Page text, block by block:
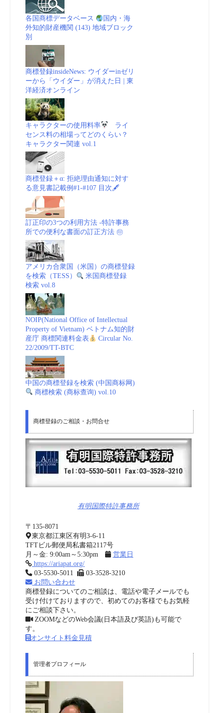
各国商標データベース
国内・海
外知的財産機関 (143) 地域ブロック
別
商標登録insideNews: ウイダーinゼリ
ーから「ウイダー」が消えた日 | 東
洋経済オンライン
キャラクターの使用料率
ライ
センス料の相場ってどのくらい？
キャラクター関連 vol.1
商標登録＋α: 拒絶理由通知に対す
る意見書記載例#1-#107 目次🖋
訂正印の3つの利用方法 -特許事務
所での便利な書面の訂正方法 ㊞
アメリカ合衆国（米国）の商標登録
を検索（TESS）
米国商標登録
検索 vol.8
NOIP(National Office of Intellectual
Property of Vietnam) ベトナム知的財
産庁 商標関連料金表
Circular No.
22/2009/TT-BTC
中国の商標登録を検索 (中国商标网)
商標検索 (商标查询) vol.10
商標登録のご相談・お問合せ
有明国際特許事務所
〒135-8071
東京都江東区有明3-6-11
TFTビル郵便局私書箱2117号
月～金: 9:00am～5:30pm
営業日
https://ariapat.org/
03-5530-5011
03-3528-3210
お問い合わせ
商標登録についてのご相談は、電話や電子メールでも
受け付けておりますので、初めてのお客様でもお気軽
にご相談下さい。
ZOOMなどのWeb会議(日本語及び英語)も可能で
す。
オンサイト料金見積
管理者プロフィール